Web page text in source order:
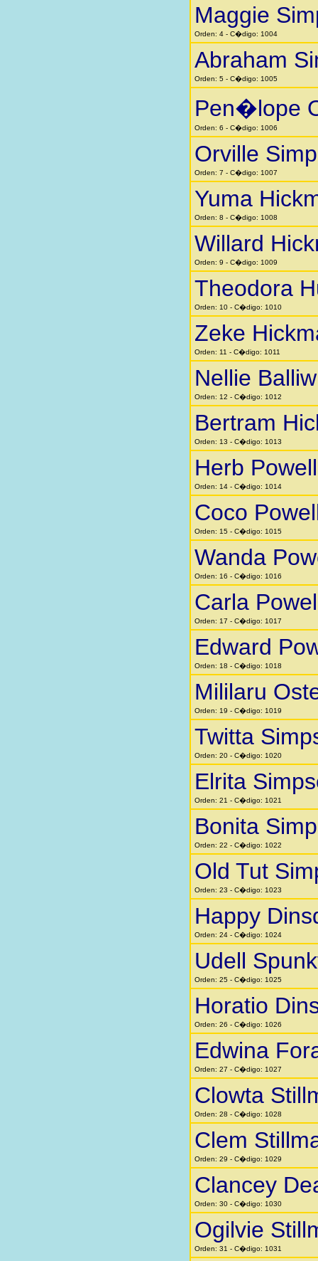
Maggie
Orden: 4 - C�digo: 1004
Abraham
Orden: 5 - C�digo: 1005
Pen�lope
Orden: 6 - C�digo: 1006
Orville
Orden: 7 - C�digo: 1007
Yuma
Orden: 8 - C�digo: 1008
Willard
Orden: 9 - C�digo: 1009
Theodora
Orden: 10 - C�digo: 1010
Zeke
Orden: 11 - C�digo: 1011
Nellie
Orden: 12 - C�digo: 1012
Bertram
Orden: 13 - C�digo: 1013
Herb Powell
Orden: 14 - C�digo: 1014
Coco
Orden: 15 - C�digo: 1015
Wanda
Orden: 16 - C�digo: 1016
Carla
Orden: 17 - C�digo: 1017
Edward
Orden: 18 - C�digo: 1018
Mililaru
Orden: 19 - C�digo: 1019
Twitta
Orden: 20 - C�digo: 1020
Elrita
Orden: 21 - C�digo: 1021
Bonita
Orden: 22 - C�digo: 1022
Old Tut
Orden: 23 - C�digo: 1023
Happy
Orden: 24 - C�digo: 1024
Udell
Orden: 25 - C�digo: 1025
Horatio
Orden: 26 - C�digo: 1026
Edwina
Orden: 27 - C�digo: 1027
Clowta
Orden: 28 - C�digo: 1028
Clem
Orden: 29 - C�digo: 1029
Clancey
Orden: 30 - C�digo: 1030
Ogilvie
Orden: 31 - C�digo: 1031